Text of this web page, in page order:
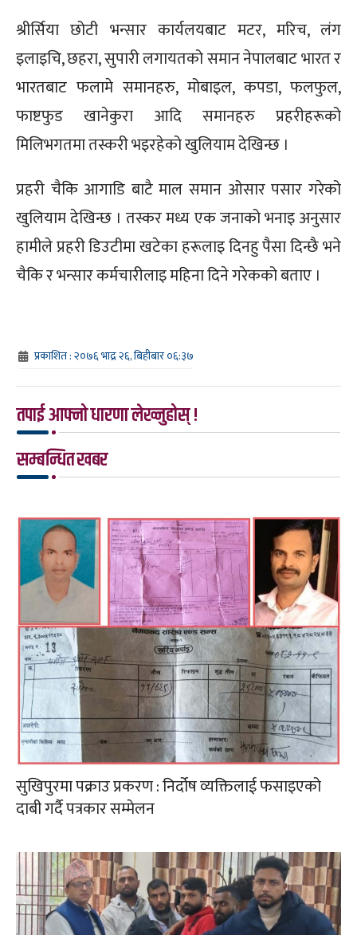
श्रीर्सिया छोटी भन्सार कार्यलयबाट मटर, मरिच, लंग
इलाइचि, छहरा, सुपारी लगायतको समान नेपालबाट भारत र
भारतबाट फलामे समानहरु, मोबाइल, कपडा, फलफुल,
फाष्टफुड खानेकुरा आदि समानहरु प्रहरीहरूको
मिलिभगतमा तस्करी भइरहेको खुलियाम देखिन्छ ।
प्रहरी चैकि आगाडि बाटै माल समान ओसार पसार गरेको
खुलियाम देखिन्छ । तस्कर मध्य एक जनाको भनाइ अनुसार
हामीले प्रहरी डिउटीमा खटेका हरूलाइ दिनहु पैसा दिन्छै भने
चैकि र भन्सार कर्मचारीलाइ महिना दिने गरेकको बताए ।
प्रकाशित : २०७६ भाद्र २६, बिहीबार ०६:३७
तपाई आफ्नो धारणा लेख्नुहोस् !
सम्बन्धित खबर
सुखिपुरमा पक्राउ प्रकरण : निर्दोष व्यक्तिलाई फसाइएको
दाबी गर्दै पत्रकार सम्मेलन